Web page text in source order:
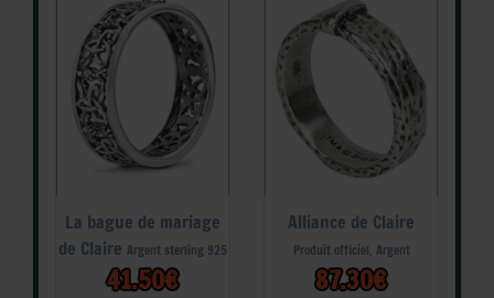
La bague de mariage
de Claire Argent sterling 925
41.50€
Alliance de Claire
Produit officiel, Argent
87.30€